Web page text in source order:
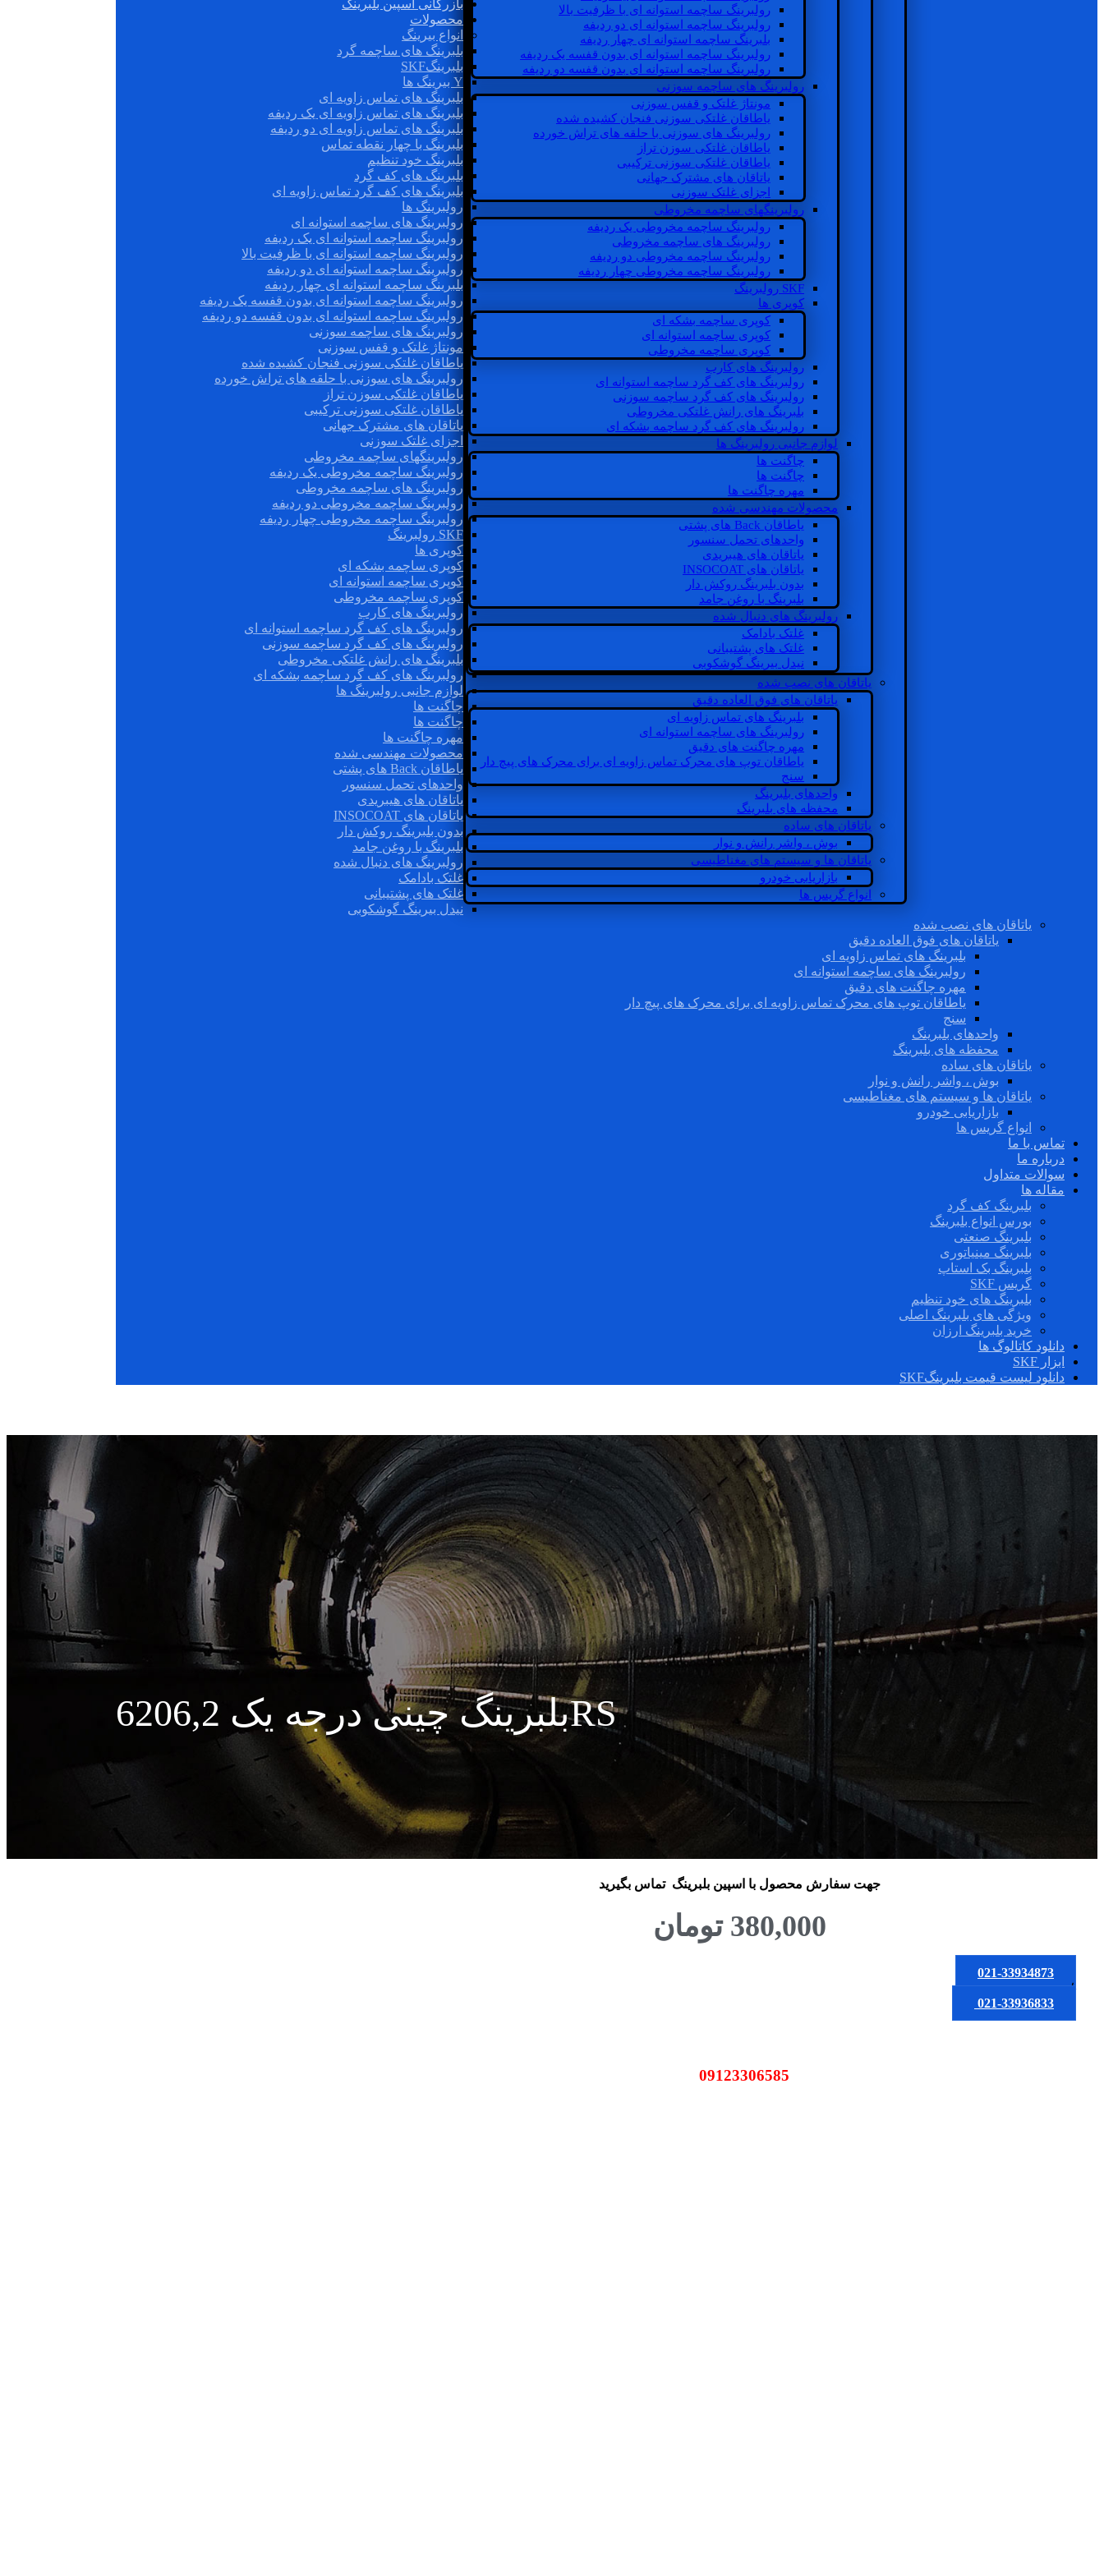
رولبرینگ ساچمه استوانه ای با ظرفیت بالا
رولبرینگ ساچمه استوانه ای دو ردیفه
بلبرینگ ساچمه استوانه ای چهار ردیفه
رولبرینگ ساچمه استوانه ای بدون قفسه یک ردیفه
رولبرینگ ساچمه استوانه ای بدون قفسه دو ردیفه
رولبرینگ های ساچمه سوزنی
مونتاژ غلتک و قفس سوزنی
یاطاقان غلتکی سوزنی فنجان کشیده شده
رولبرینگ های سوزنی با حلقه های تراش خورده
یاطاقان غلتکی سوزن تراز
یاطاقان غلتکی سوزنی ترکیبی
یاتاقان های مشترک جهانی
اجزای غلتک سوزنی
رولبرینگهای ساچمه مخروطی
رولبرینگ ساچمه مخروطی یک ردیفه
رولبرینگ های ساچمه مخروطی
رولبرینگ ساچمه مخروطی دو ردیفه
رولبرینگ ساچمه مخروطی چهار ردیفه
SKF رولبرینگ
کوپری ها
کوپری ساچمه بشکه ای
کوپری ساچمه استوانه ای
کوپری ساچمه مخروطی
رولبرینگ های کارب
رولبرینگ های کف گرد ساچمه استوانه ای
رولبرینگ های کف گرد ساچمه سوزنی
بلبرینگ های رانش غلتکی مخروطی
رولبرینگ های کف گرد ساچمه بشکه ای
لوازم جانبی رولبرینگ ها
چاگنت ها
چاگنت ها
مهره چاگنت ها
محصولات مهندسی شده
یاطاقان Back های پشتی
واحدهای تحمل سنسور
یاتاقان های هیبریدی
یاتاقان های INSOCOAT
بدون بلبرینگ روکش دار
بلبرینگ با روغن جامد
رولبرینگ های دنبال شده
غلتک بادامک
غلتک های پشتیبانی
نیدل بیرینگ گوشکوبی
یاتاقان های نصب شده
یاتاقان های فوق العاده دقیق
بلبرینگ های تماس زاویه ای
رولبرینگ های ساچمه استوانه ای
مهره چاگنت های دقیق
یاطاقان توپ های محرک تماس زاویه ای برای محرک های پیچ دار
سنج
واحدهای بلبرینگ
محفظه های بلبرینگ
یاتاقان های ساده
بوش ، واشر رانش و نوار
یاتاقان ها و سیستم های مغناطیسی
بازاریابی خودرو
انواع گریس ها
بازرگانی اسپین بلبرینگ
محصولات
انواع بیرینگ
بلبرینگ های ساچمه گرد
بلبرینگSKF
Y بیرینگ ها
بلبرینگ های تماس زاویه ای
بلبرینگ های تماس زاویه ای یک ردیفه
بلبرینگ های تماس زاویه ای دو ردیفه
بلبرینگ با چهار نقطه تماس
بلبرینگ خود تنظیم
بلبرینگ های کف گرد
بلبرینگ های کف گرد تماس زاویه ای
رولبرینگ ها
رولبرینگ های ساچمه استوانه ای
رولبرینگ ساچمه استوانه ای یک ردیفه
رولبرینگ ساچمه استوانه ای با ظرفیت بالا
رولبرینگ ساچمه استوانه ای دو ردیفه
بلبرینگ ساچمه استوانه ای چهار ردیفه
رولبرینگ ساچمه استوانه ای بدون قفسه یک ردیفه
رولبرینگ ساچمه استوانه ای بدون قفسه دو ردیفه
رولبرینگ های ساچمه سوزنی
مونتاژ غلتک و قفس سوزنی
یاطاقان غلتکی سوزنی فنجان کشیده شده
رولبرینگ های سوزنی با حلقه های تراش خورده
یاطاقان غلتکی سوزن تراز
یاطاقان غلتکی سوزنی ترکیبی
یاتاقان های مشترک جهانی
اجزای غلتک سوزنی
رولبرینگهای ساچمه مخروطی
رولبرینگ ساچمه مخروطی یک ردیفه
رولبرینگ های ساچمه مخروطی
رولبرینگ ساچمه مخروطی دو ردیفه
رولبرینگ ساچمه مخروطی چهار ردیفه
SKF رولبرینگ
کوپری ها
کوپری ساچمه بشکه ای
کوپری ساچمه استوانه ای
کوپری ساچمه مخروطی
رولبرینگ های کارب
رولبرینگ های کف گرد ساچمه استوانه ای
رولبرینگ های کف گرد ساچمه سوزنی
بلبرینگ های رانش غلتکی مخروطی
رولبرینگ های کف گرد ساچمه بشکه ای
لوازم جانبی رولبرینگ ها
چاگنت ها
چاگنت ها
مهره چاگنت ها
محصولات مهندسی شده
یاطاقان Back های پشتی
واحدهای تحمل سنسور
یاتاقان های هیبریدی
یاتاقان های INSOCOAT
بدون بلبرینگ روکش دار
بلبرینگ با روغن جامد
رولبرینگ های دنبال شده
غلتک بادامک
غلتک های پشتیبانی
نیدل بیرینگ گوشکوبی
یاتاقان های نصب شده
یاتاقان های فوق العاده دقیق
بلبرینگ های تماس زاویه ای
رولبرینگ های ساچمه استوانه ای
مهره چاگنت های دقیق
یاطاقان توپ های محرک تماس زاویه ای برای محرک های پیچ دار
سنج
واحدهای بلبرینگ
محفظه های بلبرینگ
یاتاقان های ساده
بوش ، واشر رانش و نوار
یاتاقان ها و سیستم های مغناطیسی
بازاریابی خودرو
انواع گریس ها
تماس با ما
درباره ما
سوالات متداول
مقاله ها
بلبرینگ کف گرد
بورس انواع بلبرینگ
بلبرینگ صنعتی
بلبرینگ مینیاتوری
بلبرینگ بک استاپ
گریس SKF
بلبرینگ های خود تنظیم
ویژگی های بلبرینگ اصلی
خرید بلبرینگ ارزان
دانلود کاتالوگ ها
ابزار SKF
دانلود لیست قیمت بلبرینگSKF
بلبرینگ چینی درجه یک 6206,2RS
جهت سفارش محصول با اسپین بلبرینگ تماس بگیرید
380,000 تومان
021-33934873
یا
021-33936833